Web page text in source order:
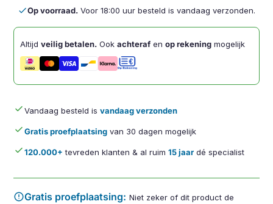
doneOp voorraad. Voor 18:00 uur besteld is vandaag verzonden.
Altijdveilig betalen. Ookachteraf enop rekening mogelijk
doneVandaag besteld isvandaag verzonden
doneGratis proefplaatsing van 30 dagen mogelijk
done120.000+ tevreden klanten & al ruim15 jaar dé specialist
errorGratis proefplaatsing: Niet zeker of dit product de